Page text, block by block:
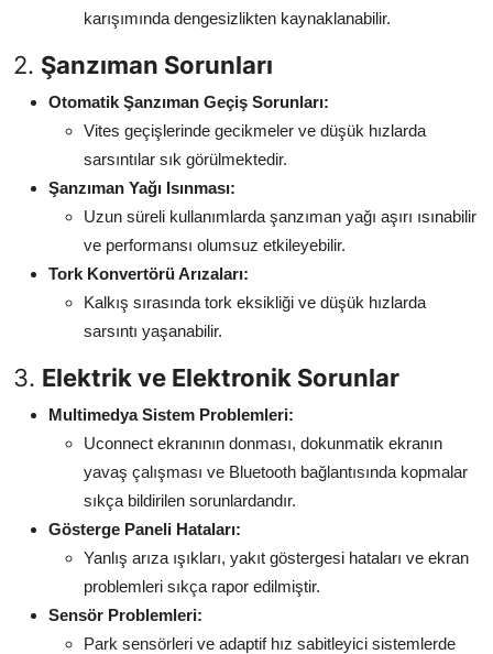
karışımında dengesizlikten kaynaklanabilir.
2. Şanzıman Sorunları
Otomatik Şanzıman Geçiş Sorunları:
Vites geçişlerinde gecikmeler ve düşük hızlarda
sarsıntılar sık görülmektedir.
Şanzıman Yağı Isınması:
Uzun süreli kullanımlarda şanzıman yağı aşırı ısınabilir
ve performansı olumsuz etkileyebilir.
Tork Konvertörü Arızaları:
Kalkış sırasında tork eksikliği ve düşük hızlarda
sarsıntı yaşanabilir.
3. Elektrik ve Elektronik Sorunlar
Multimedya Sistem Problemleri:
Uconnect ekranının donması, dokunmatik ekranın
yavaş çalışması ve Bluetooth bağlantısında kopmalar
sıkça bildirilen sorunlardandır.
Gösterge Paneli Hataları:
Yanlış arıza ışıkları, yakıt göstergesi hataları ve ekran
problemleri sıkça rapor edilmiştir.
Sensör Problemleri:
Park sensörleri ve adaptif hız sabitleyici sistemlerde